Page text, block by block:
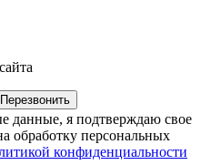
Перезвонить
данные, я подтверждаю свое
обработку персональных
конфиденциальности